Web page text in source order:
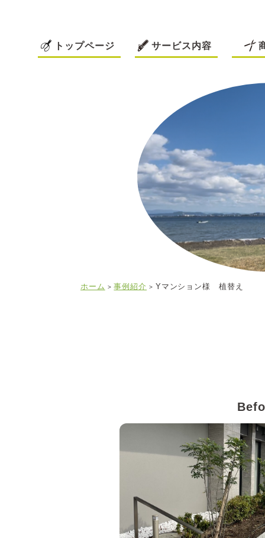
トップページ サービス内容
ホーム >事例紹介 > Yマンション様 植替え